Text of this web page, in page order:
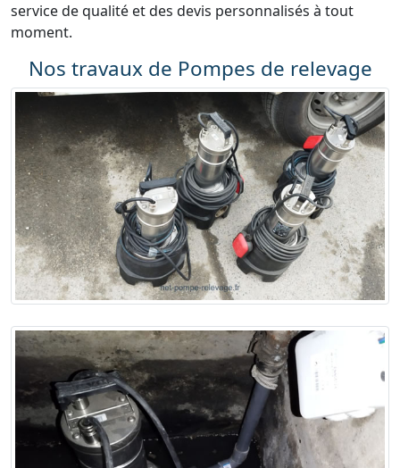
service de qualité et des devis personnalisés à tout
moment.
Nos travaux de Pompes de relevage